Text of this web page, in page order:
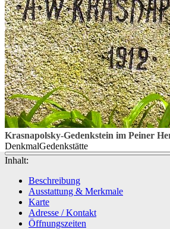
Krasnapolsky-Gedenkstein im Peiner
DenkmalGedenkstätte
Inhalt:
Beschreibung
Ausstattung & Merkmale
Karte
Adresse / Kontakt
Öffnungszeiten